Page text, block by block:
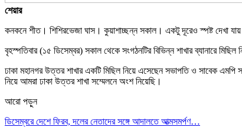
শেয়ার
কনকনে শীত। শিশিরভেজা ঘাস। কুয়াশাচ্ছন্ন সকাল। একটু দূরেও স্পষ্ট দেখা যায়
বৃহস্পতিবার (১৫ ডিসেম্বর) সকাল থেকে সংগঠনটির বিভিন্ন শাখার ব্যানারে
ঢাকা মহানগর উত্তর শাখার একটি মিছিল নিয়ে এসেছেন সভাপতি ও সাবেক
নিয়ে আমরা ঢাকা উত্তর শাখা সম্মেলনে অংশ নিয়েছি।
আরো পড়ুন
ডিসেম্বরে দেশে ফিরব, দলের নেতাদের সঙ্গে আদালতে আত্মসমর্পণ…